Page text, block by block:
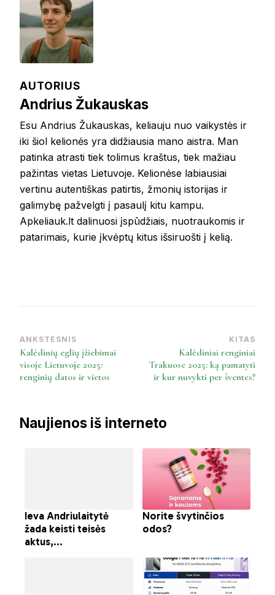
AUTORIUS
Andrius Žukauskas
Esu Andrius Žukauskas, keliauju nuo vaikystės ir
iki šiol kelionės yra didžiausia mano aistra. Man
patinka atrasti tiek tolimus kraštus, tiek mažiau
pažintas vietas Lietuvoje. Kelionėse labiausiai
vertinu autentiškas patirtis, žmonių istorijas ir
galimybę pažvelgti į pasaulį kitu kampu.
Apkeliauk.lt dalinuosi įspūdžiais, nuotraukomis ir
patarimais, kurie įkvėptų kitus išsiruošti į kelią.
Post
Navigation
ANKSTESNIS
Kalėdinių eglių įžiebimai
visoje Lietuvoje 2025:
renginių datos ir vietos
KITAS
Kalėdiniai renginiai
Trakuose 2025: ką pamatyti
ir kur nuvykti per šventes?
Naujienos iš interneto